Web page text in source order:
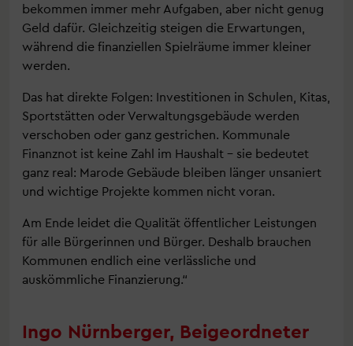
bekommen immer mehr Aufgaben, aber nicht genug
Geld dafür. Gleichzeitig steigen die Erwartungen,
während die finanziellen Spielräume immer kleiner
werden.
Das hat direkte Folgen: Investitionen in Schulen, Kitas,
Sportstätten oder Verwaltungsgebäude werden
verschoben oder ganz gestrichen. Kommunale
Finanznot ist keine Zahl im Haushalt – sie bedeutet
ganz real: Marode Gebäude bleiben länger unsaniert
und wichtige Projekte kommen nicht voran.
Am Ende leidet die Qualität öffentlicher Leistungen
für alle Bürgerinnen und Bürger. Deshalb brauchen
Kommunen endlich eine verlässliche und
auskömmliche Finanzierung.“
Ingo Nürnberger, Beigeordneter